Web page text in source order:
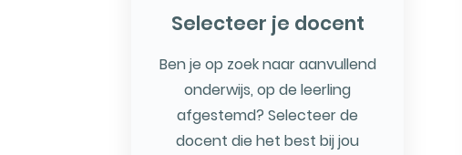
Selecteer je docent
Ben je op zoek naar aanvullend
onderwijs, op de leerling
afgestemd? Selecteer de
docent die het best bij jou